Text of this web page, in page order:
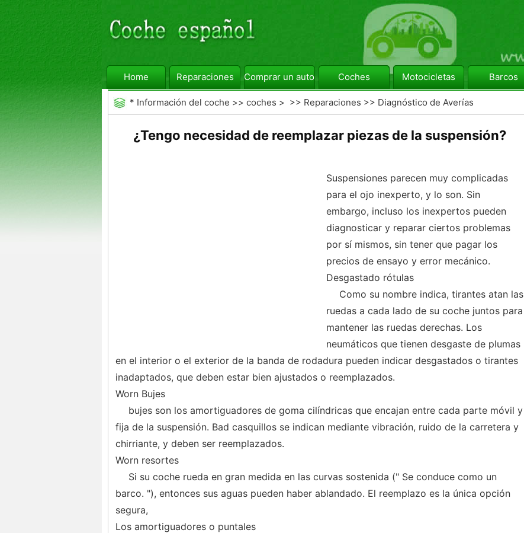
Home Reparaciones Comprar un automóvil Coches Motocicletas Barcos
* Información del coche >> coches > >> Reparaciones >> Diagnóstico de Averías
¿Tengo necesidad de reemplazar piezas de la suspensión?
Suspensiones parecen muy complicadas
para el ojo inexperto, y lo son. Sin
embargo, incluso los inexpertos pueden
diagnosticar y reparar ciertos problemas
por sí mismos, sin tener que pagar los
precios de ensayo y error mecánico.
Desgastado rótulas
Como su nombre indica, tirantes atan las
ruedas a cada lado de su coche juntos para
mantener las ruedas derechas. Los
neumáticos que tienen desgaste de plumas
en el interior o el exterior de la banda de rodadura pueden indicar desgastados o tirantes
inadaptados, que deben estar bien ajustados o reemplazados.
Worn Bujes
bujes son los amortiguadores de goma cilíndricas que encajan entre cada parte móvil y
fija de la suspensión. Bad casquillos se indican mediante vibración, ruido de la carretera y
chirriante, y deben ser reemplazados.
Worn resortes
Si su coche rueda en gran medida en las curvas sostenida (" Se conduce como un
barco. "), entonces sus aguas pueden haber ablandado. El reemplazo es la única opción
segura,
Los amortiguadores o puntales